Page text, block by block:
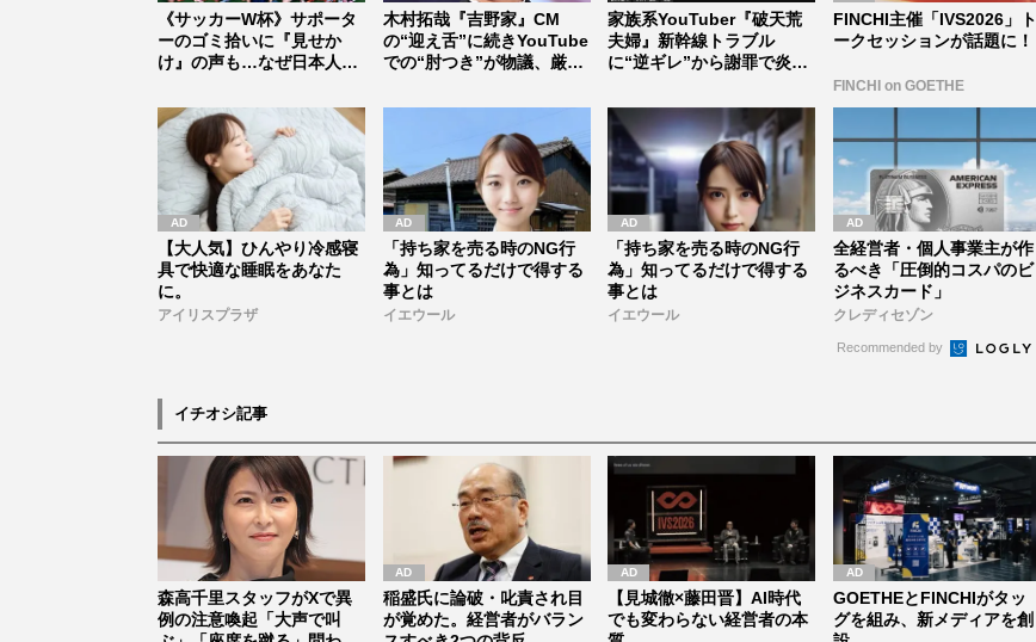
《サッカーW杯》サポータ
ーのゴミ拾いに『見せか
け』の声も…なぜ日本人は
木村拓哉『吉野家』CM
の“迎え舌”に続きYouTube
での“肘つき”が物議、厳
家族系YouTuber『破天荒
夫婦』新幹線トラブル
に“逆ギレ”から謝罪で炎
FINCHI主催「IVS2026」ト
ークセッションが話題に！
FINCHI on GOETHE
【大人気】ひんやり冷感寝
具で快適な睡眠をあなた
に。
アイリスプラザ
「持ち家を売る時のNG行
為」知ってるだけで得する
事とは
イエウール
「持ち家を売る時のNG行
為」知ってるだけで得する
事とは
イエウール
全経営者・個人事業主が作
るべき「圧倒的コスパのビ
ジネスカード」
クレディセゾン
Recommended by
イチオシ記事
森高千里スタッフがXで異
例の注意喚起「大声で叫
稲盛氏に論破・叱責され目
が覚めた。経営者がバラン
【見城徹×藤田晋】AI時代
でも変わらない経営者の本
GOETHEとFINCHIがタッ
グを組み、新メディアを創